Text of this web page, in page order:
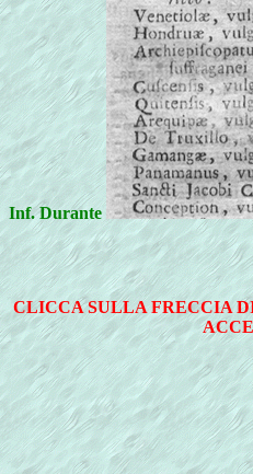
Inf. Durante
CLICCA SULLA FRECCIA